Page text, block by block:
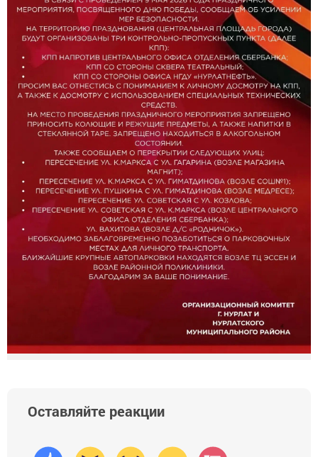
Оставляйте реакции